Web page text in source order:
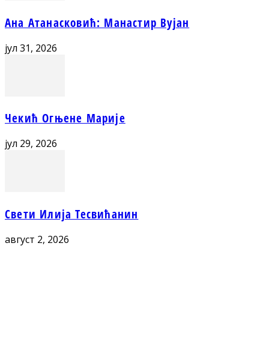
Ана Атанасковић: Манастир Вујан
јул 31, 2026
Чекић Огњене Марије
јул 29, 2026
Свети Илија Тесвићанин
август 2, 2026